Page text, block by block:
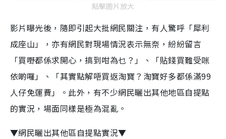
點擊圖片放大
影片曝光後，隨即引起大批網民關注，有人驚呼「犀利
成座山」，亦有網民對現場情況表示無奈，紛紛留言
「買嘢都係求開心，搞到咁為乜？」、「貼錢買難受咪
依啲囉」、「其實點解唔買返淘寶？淘寶好多都係滿99
人仔免運費」。此外，有不少網民曬出其他地區自提點
的實況，場面同樣是極為混亂。
▼網民曬出其他區自提點實況▼